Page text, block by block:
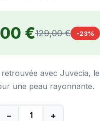
€129,00 € -23%
avec Juvecia,
une peau rayonnante.
− +